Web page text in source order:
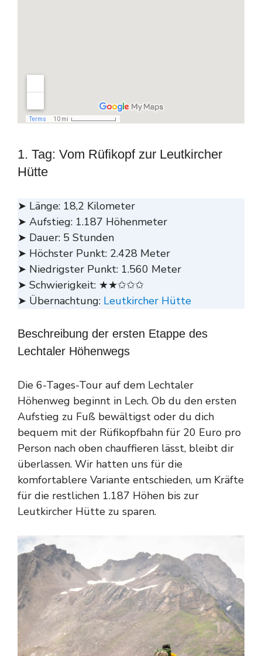
1. Tag: Vom Rüfikopf zur Leutkircher
Hütte
➤ Länge: 18,2 Kilometer
➤ Aufstieg: 1.187 Höhenmeter
➤ Dauer: 5 Stunden
➤ Höchster Punkt: 2.428 Meter
➤ Niedrigster Punkt: 1.560 Meter
➤ Schwierigkeit: ★★✩✩✩
➤ Übernachtung: Leutkircher Hütte
Beschreibung der ersten Etappe des
Lechtaler Höhenwegs
Die 6-Tages-Tour auf dem Lechtaler
Höhenweg beginnt in Lech. Ob du den ersten
Aufstieg zu Fuß bewältigst oder du dich
bequem mit der Rüfikopfbahn für 20 Euro pro
Person nach oben chauffieren lässt, bleibt dir
überlassen. Wir hatten uns für die
komfortablere Variante entschieden, um Kräfte
für die restlichen 1.187 Höhen bis zur
Leutkircher Hütte zu sparen.